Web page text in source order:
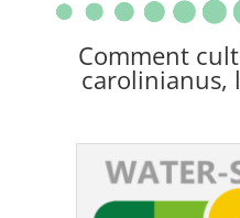
Comment
carolinianus,